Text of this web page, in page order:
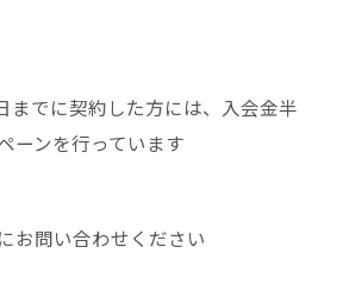
までに契約した方には、入会金半
ーンを行っています
お問い合わせください